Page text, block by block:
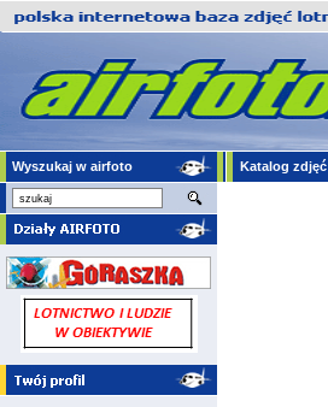
Wyszukaj w airfoto Katalog zdjęć